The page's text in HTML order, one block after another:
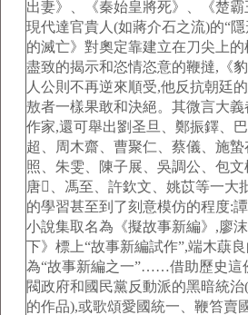
出妻》、《秦始皇將死》、《楚
現代達官貴人(如蔣介石之流)的“
的滅亡》對奧定靠建立在刀尖上
盡致的揭示和恣情恣意的鞭撻,《
人公則不再逆來順受,他反抗朝廷
敖者一樣果敢和決絕。其微言大
作家,還可舉出劉圣旦、鄭振鐸、
超、周木齋、曹聚仁、蔡儀、施
照、朱雯、陳子展、吳調公、包文
唐、馮至、許欽文、姚苡等一大
的學習甚至到了刻意模仿的程度:
小說集取名為《擬故事新編》,廖
下》標上“故事新編試作”,端木蕻
為“故事新編之一”……借助歷史這
閥政府和國民黨反動派的黑暗統
的作品),或歌頌愛國統一、鞭笞賣